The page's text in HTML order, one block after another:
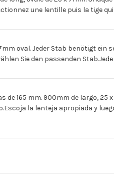
une lentille puis la tige
7mm oval. Jeder Stab benötigt
Sie den passenden
de 165 mm. 900mm de largo,
la lenteja apropiada y